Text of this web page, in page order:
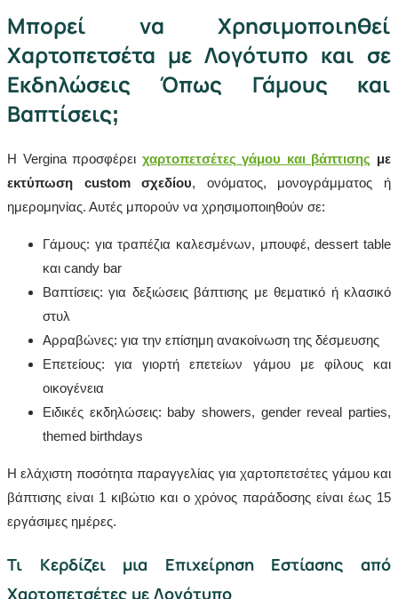
Μπορεί να Χρησιμοποιηθεί
Χαρτοπετσέτα με Λογότυπο και σε
Εκδηλώσεις Όπως Γάμους και
Βαπτίσεις;
Η Vergina προσφέρει χαρτοπετσέτες γάμου και βάπτισης με
εκτύπωση custom σχεδίου, ονόματος, μονογράμματος ή
ημερομηνίας. Αυτές μπορούν να χρησιμοποιηθούν σε:
Γάμους: για τραπέζια καλεσμένων, μπουφέ, dessert table
και candy bar
Βαπτίσεις: για δεξιώσεις βάπτισης με θεματικό ή κλασικό
στυλ
Αρραβώνες: για την επίσημη ανακοίνωση της δέσμευσης
Επετείους: για γιορτή επετείων γάμου με φίλους και
οικογένεια
Ειδικές εκδηλώσεις: baby showers, gender reveal parties,
themed birthdays
Η ελάχιστη ποσότητα παραγγελίας για χαρτοπετσέτες γάμου και
βάπτισης είναι 1 κιβώτιο και ο χρόνος παράδοσης είναι έως 15
εργάσιμες ημέρες.
Τι Κερδίζει μια Επιχείρηση Εστίασης από
Χαρτοπετσέτες με Λογότυπο